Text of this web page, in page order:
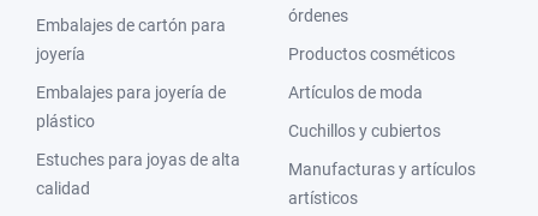
Embalajes de cartón para
joyería
Embalajes para joyería de
plástico
Estuches para joyas de alta
calidad
órdenes
Productos cosméticos
Artículos de moda
Cuchillos y cubiertos
Manufacturas y artículos
artísticos